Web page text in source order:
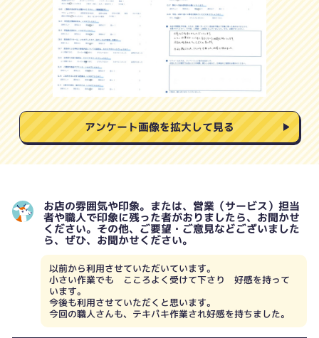
アンケート画像を拡大して見る
お店の雰囲気や印象。または、営業（サービス）担当
者や職人で印象に残った者がおりましたら、お聞かせ
ください。その他、ご要望・ご意見などございました
ら、ぜひ、お聞かせください。
以前から利用させていただいています。
小さい作業でも こころよく受けて下さり 好感を持って
います。
今後も利用させていただくと思います。
今回の職人さんも、テキパキ作業され好感を持ちました。